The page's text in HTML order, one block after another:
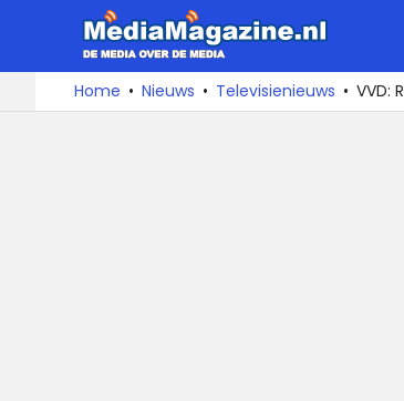
naar
De
media
over
Home Nieuws Televisienieuws VVD: